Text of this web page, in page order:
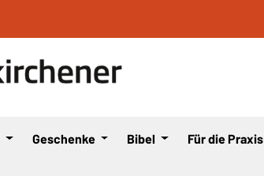
Geschenke Bibel Für die Praxis